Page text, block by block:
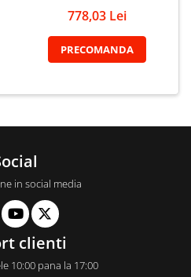
778,03 Lei
PRECOMANDA
in social media
clienti
10:00 pana la 17:00